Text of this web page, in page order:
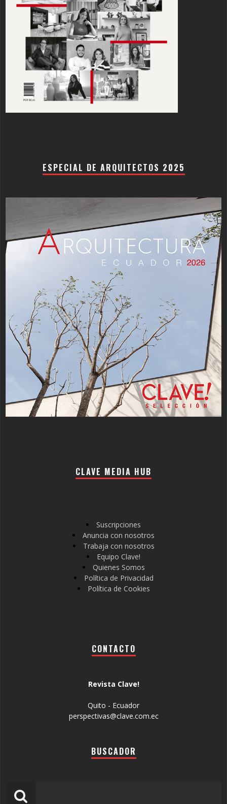
ESPECIAL DE ARQUITECTOS 2025
CLAVE MEDIA HUB
Suscripciones
Anuncia con nosotros
Trabaja con nosotros
Equipo Clave!
Quienes Somos
Política de Privacidad
Política de Cookies
CONTACTO
Revista Clave!
Quito - Ecuador
perspectivas@clave.com.ec
BUSCADOR